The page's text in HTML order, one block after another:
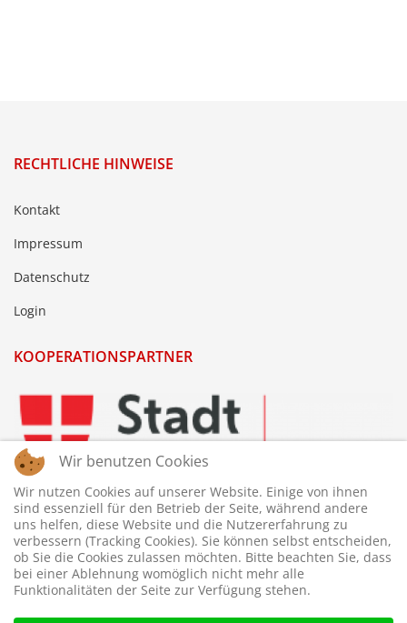
RECHTLICHE HINWEISE
Kontakt
Impressum
Datenschutz
Login
KOOPERATIONSPARTNER
Wir benutzen Cookies
Wir nutzen Cookies auf unserer Website. Einige von ihnen
sind essenziell für den Betrieb der Seite, während andere
uns helfen, diese Website und die Nutzererfahrung zu
verbessern (Tracking Cookies). Sie können selbst entscheiden,
ob Sie die Cookies zulassen möchten. Bitte beachten Sie, dass
bei einer Ablehnung womöglich nicht mehr alle
Funktionalitäten der Seite zur Verfügung stehen.